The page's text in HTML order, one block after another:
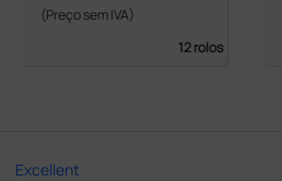
(Preço sem IVA)
12 rolos
Excellent